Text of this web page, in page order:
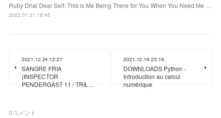
Ruby Dhal Dear Self: This is Me Being There for You When You Need Me …
2022.01.31 18:45
2021.12.24 12:27
SANGRE FRIA
(INSPECTOR
PENDERGAST 11 / TRIL…
2021.12.19 23:16
DOWNLOADS Python -
Introduction au calcul
numérique
0コメント